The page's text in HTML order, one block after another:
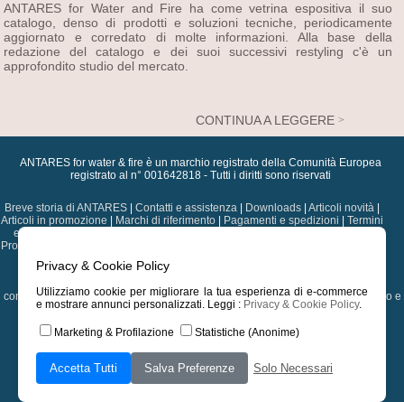
ANTARES for Water and Fire ha come vetrina espositiva il suo
catalogo, denso di prodotti e soluzioni tecniche, periodicamente
aggiornato e corredato di molte informazioni. Alla base della
redazione del catalogo e dei suoi successivi restyling c'è un
approfondito studio del mercato.
CONTINUA A LEGGERE
ANTARES for water & fire è un marchio registrato della Comunità Europea
registrato al n° 001642818 - Tutti i diritti sono riservati
Breve storia di ANTARES| Contatti e assistenza| Downloads| Articoli novità|
Articoli in promozione
Marchi di riferimento| Pagamenti e spedizioni
Termini
e condizioni
Professional Card
condizionamento|Componenti per solare e biomasse|Pompe di sollevamento e
correlati| Termoregolazione|Tubazioni, raccorderia e valvolame|
Strumentazione, utensileria e prodotti di manutenzione
Change Language :
Privacy & Cookie Policy
Utilizziamo cookie per migliorare la tua esperienza di e-commerce
e mostrare annunci personalizzati. Leggi : Privacy & Cookie Policy.
Marketing & Profilazione Statistiche (Anonime)
Accetta Tutti Salva Preferenze Solo Necessari